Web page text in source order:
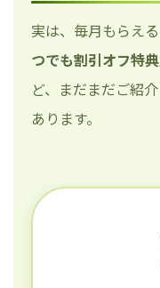
実は、毎月もらえる
つでも割引オフ特典
ど、まだまだご紹
あります。